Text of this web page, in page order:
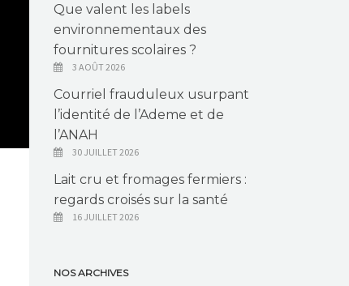
Que valent les labels
environnementaux des
fournitures scolaires ?
3 AOÛT 2026
Courriel frauduleux usurpant
l’identité de l’Ademe et de
l’ANAH
30 JUILLET 2026
Lait cru et fromages fermiers :
regards croisés sur la santé
16 JUILLET 2026
NOS ARCHIVES